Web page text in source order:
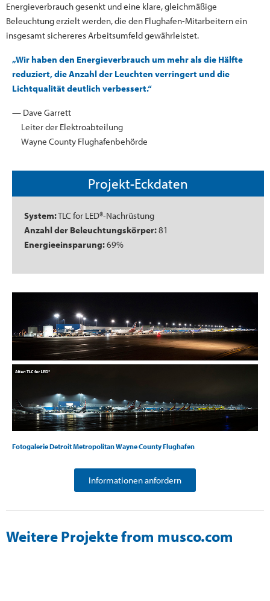
Energieverbrauch gesenkt und eine klare, gleichmäßige
Beleuchtung erzielt werden, die den Flughafen-Mitarbeitern ein
insgesamt sichereres Arbeitsumfeld gewährleistet.
„Wir haben den Energieverbrauch um mehr als die Hälfte
reduziert, die Anzahl der Leuchten verringert und die
Lichtqualität deutlich verbessert.“
— Dave Garrett
Leiter der Elektroabteilung
Wayne County Flughafenbehörde
Projekt-Eckdaten
System:TLC for LED®-Nachrüstung
Anzahl der Beleuchtungskörper:81
Energieeinsparung:69%
Fotogalerie Detroit Metropolitan Wayne County Flughafen
Informationen anfordern
Weitere Projekte from musco.com